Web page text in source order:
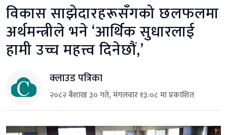
विकास साझेदारहरूसँगको छलफलमा
अर्थमन्त्रीले भने ‘आर्थिक सुधारलाई
हामी उच्च महत्त्व दिनेछौं,’
क्लाउड पत्रिका
२०८२ बैशाख ३० गते, मंगलवार १३:०८ मा प्रकाशित